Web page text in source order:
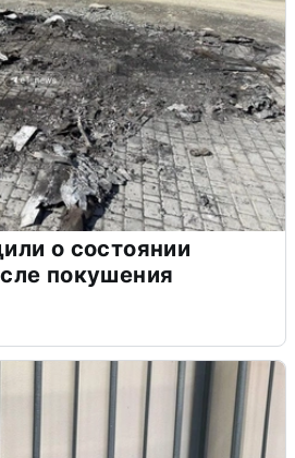
о состоянии
покушения